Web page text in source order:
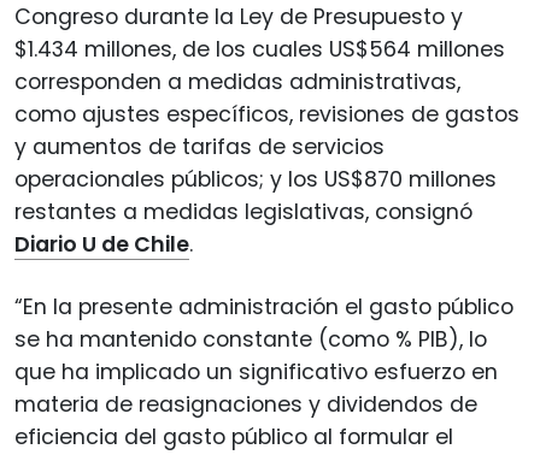
Congreso durante la Ley de Presupuesto y
$1.434 millones, de los cuales US$564 millones
corresponden a medidas administrativas,
como ajustes específicos, revisiones de gastos
y aumentos de tarifas de servicios
operacionales públicos; y los US$870 millones
restantes a medidas legislativas, consignó
Diario U de Chile.
“En la presente administración el gasto público
se ha mantenido constante (como % PIB), lo
que ha implicado un significativo esfuerzo en
materia de reasignaciones y dividendos de
eficiencia del gasto público al formular el